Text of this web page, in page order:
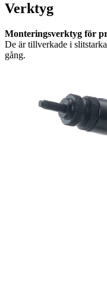
Verktyg
Monteringsverktyg för
De är tillverkade i
gång.